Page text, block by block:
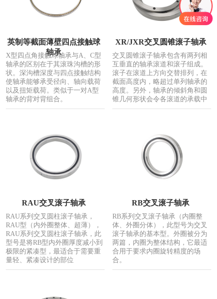
英制等截面薄壁四点接触球
轴承
X型四点角接触球轴承与A、C型
轴承的区别在于其滚珠沟槽的形
状。深沟槽深度与四点接触结构
使轴承能够承受径向、轴向载荷
以及扭矩载荷。类似于一对A型
轴承的背对背组合。
XR/JXR交叉圆锥滚子轴承
交叉圆锥滚子轴承包含有两列相
互垂直的轴承滚道和滚子组成。
滚子在滚道上方向交替排列，在
截面高度内，略超过单列轴承的
高度。另外，轴承的倾斜角和圆
锥几何形状会令各滚道的承载中
RAU交叉滚子轴承
RAU系列交叉圆柱滚子轴承，
RAU型（内外圈整体、超薄），
RAU系列交叉圆柱滚子轴承，此
型号是将RB型内外圈厚度减小到
极限的紧凑型，最适合于需要重
量轻、紧凑设计的部位
RB交叉滚子轴承
RB系列交叉滚子轴承（内圈整
体、外圈分体），此型号为交叉
滚子轴承的基本型。外圈被分为
两篇，内圈为整体结构，它最适
合用于要求内圈旋转精度的场
合。